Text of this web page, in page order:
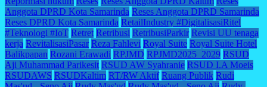
Anggota DPRD Kota Samarinda Reses Anggota DPRD Samarinda
Reses DPRD Kota Samarinda RetailIndustry #DigitalisasiRitel
#Teknologi #IoT Retret Retribusi RetribusiParkir Revisi UU tenaga
kerja RevitalisasiPasar Reza Fahlevi Royal Suite Royal Suite Hotel
Balikpapan Rozani Erawadi RPJMD RPJMD2025_2029 RSUD
Aji Muhammad Parikesit RSUD AW Syahranie RSUD I.A Moeis
RSUDAWS RSUDKaltim RT/RW Aktif Ruang Publik Rudi